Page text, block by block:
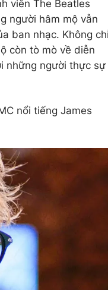
viên The Beatles
người hâm mộ vẫn
ban nhạc. Không
còn tò mò về diễn
những người thực sự
nổi tiếng James